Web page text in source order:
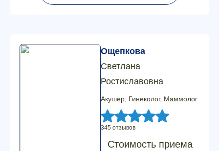
Ощепкова
Светлана
Ростиславовна
Акушер, Гинеколог, Маммолог
345 отзывов
Стоимость приема